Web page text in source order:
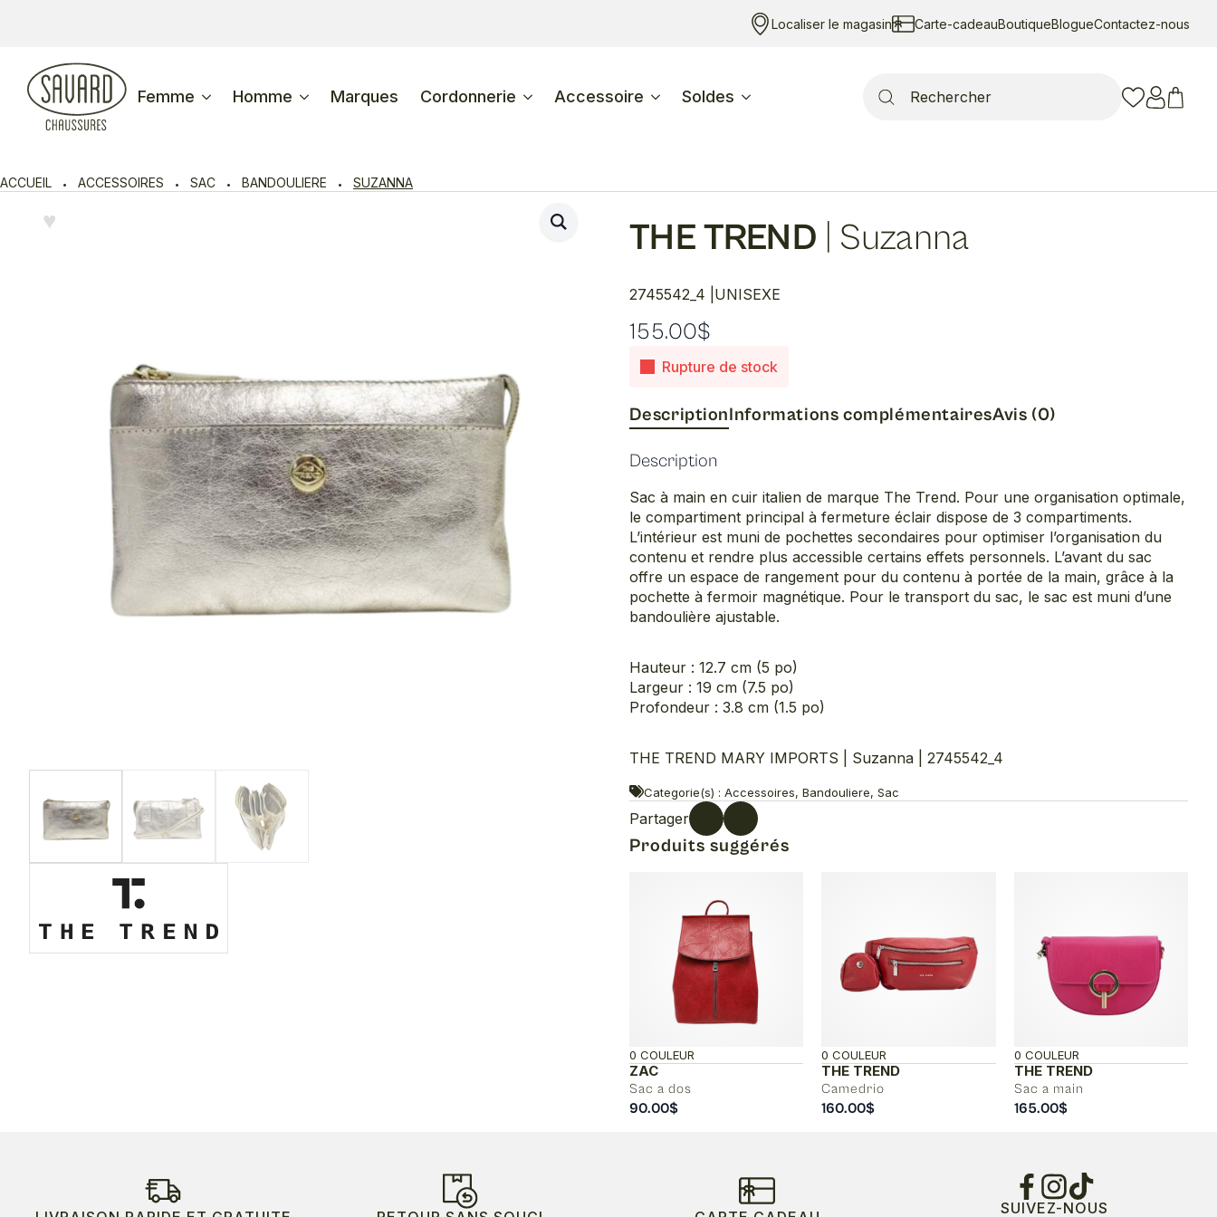
Localiser le magasin Carte-cadeauBoutiqueBlogueContactez-nous
Femme Homme Marques Cordonnerie Accessoire Soldes
for:
ACCUEIL ACCESSOIRES SAC BANDOULIERE SUZANNA
♥︎ THE TREND Suzanna
2745542_4 | UNISEXE
155.00$
Rupture de stock
DescriptionInformations complémentairesAvis (0)
Description
Sac à main en cuir italien de marque The Trend. Pour une organisation optimale,
le compartiment principal à fermeture éclair dispose de 3 compartiments.
L’intérieur est muni de pochettes secondaires pour optimiser l’organisation du
contenu et rendre plus accessible certains effets personnels. L’avant du sac
offre un espace de rangement pour du contenu à portée de la main, grâce à la
pochette à fermoir magnétique. Pour le transport du sac, le sac est muni d’une
bandoulière ajustable.
Hauteur : 12.7 cm (5 po)
Largeur : 19 cm (7.5 po)
Profondeur : 3.8 cm (1.5 po)
THE TREND MARY IMPORTS | Suzanna | 2745542_4
Categorie(s) : Accessoires, Bandouliere, Sac
Partager
Produits suggérés
ZAC
Sac a dos
0 COULEUR
90.00$
THE TREND
Camedrio
0 COULEUR
160.00$
THE TREND
Sac a main
0 COULEUR
165.00$
SUIVEZ-NOUS